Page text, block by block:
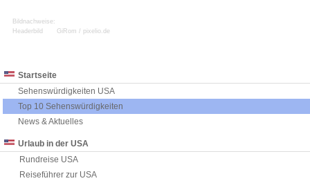
Bildnachweise:
Headerbild
GiRom / pixelio.de
Startseite
Sehenswürdigkeiten USA
Top 10 Sehenswürdigkeiten
News & Aktuelles
Urlaub in der USA
Rundreise USA
Reiseführer zur USA